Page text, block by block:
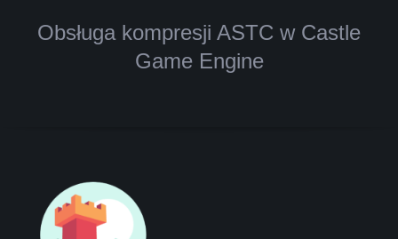
MenuObsługa kompresji ASTC w Castle
Game Engine